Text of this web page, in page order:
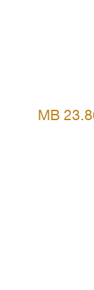
23.86